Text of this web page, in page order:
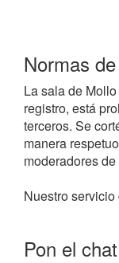
Normas
La sala de
registro, está
terceros. Se
manera
moderadores
Nuestro
Pon el